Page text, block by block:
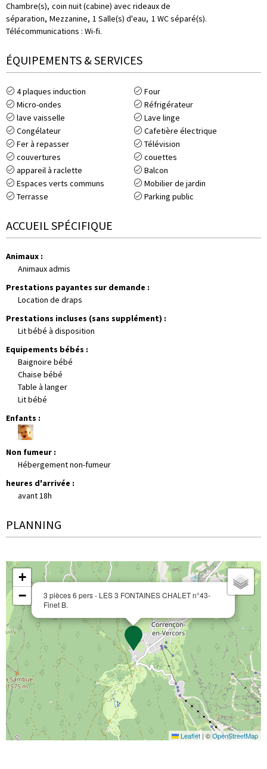
Chambre(s) coin nuit (cabine) avec rideaux de
séparation Mezzanine 1 Salle(s) d'eau 1 WC séparé(s)
Télécommunications : Wi-fi
ÉQUIPEMENTS & SERVICES
4plaques induction
Four
Micro-ondes
Réfrigérateur
lave vaisselle
Lave linge
Congélateur
Cafetière électrique
Fer à repasser
Télévision
couvertures
couettes
appareil à raclette
Balcon
Espaces verts communs
Mobilier de jardin
Terrasse
Parking public
ACCUEIL SPÉCIFIQUE
Animaux :
Animaux admis
Prestations payantes sur demande :
Location de draps
Prestations incluses (sans supplément) :
Lit bébé à disposition
Equipements bébés :
Baignoire bébé
Chaise bébé
Table à langer
Lit bébé
Enfants :
Non fumeur :
Hébergement non-fumeur
heures d'arrivée :
avant 18h
PLANNING
3 pièces 6 pers - LES 3 FONTAINES CHALET n°43-
Finet B.
+
−
Leaflet | ©OpenStreetMap